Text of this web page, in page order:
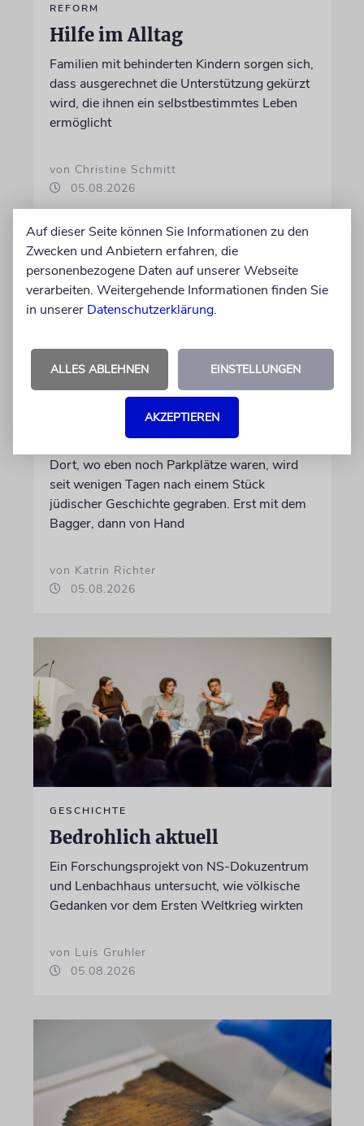
REFORM
Hilfe im Alltag
Familien mit behinderten Kindern sorgen sich,
dass ausgerechnet die Unterstützung gekürzt
wird, die ihnen ein selbstbestimmtes Leben
ermöglicht
von Christine Schmitt
05.08.2026
Schicht um Schicht
Dort, wo eben noch Parkplätze waren, wird
seit wenigen Tagen nach einem Stück
jüdischer Geschichte gegraben. Erst mit dem
Bagger, dann von Hand
von Katrin Richter
05.08.2026
GESCHICHTE
Bedrohlich aktuell
Ein Forschungsprojekt von NS-Dokuzentrum
und Lenbachhaus untersucht, wie völkische
Gedanken vor dem Ersten Weltkrieg wirkten
von Luis Gruhler
05.08.2026
Auf dieser Seite können Sie Informationen zu den
Zwecken und Anbietern erfahren, die
personenbezogene Daten auf unserer Webseite
verarbeiten. Weitergehende Informationen finden Sie
in unserer Datenschutzerklärung.
ALLES ABLEHNEN EINSTELLUNGEN
AKZEPTIEREN